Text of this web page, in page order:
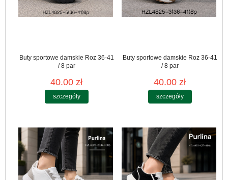
Buty sportowe damskie Roz 36-41
/ 8 par
40.00 zł
szczegóły
Buty sportowe damskie Roz 36-41
/ 8 par
40.00 zł
szczegóły